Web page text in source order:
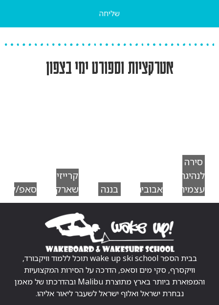
שליחה
אטרקציות וספורט ימי בצפון
סירה
לנהיגה
עצמית
אבובים בננה
קרייזי
שארק
סאפ/
בבית הספר wake up ski school תוכל ללמוד וויקבורד,
וויקסרף, סקי מים וסאפ, הדרכה על הסירות המקצועיות
והמפוארת ביותר בארץ מתוצרת Malibu ובהדרכתו של מאמן
נבחרת ישראל ואלוף ישראל לשעבר ליאור אליהו.